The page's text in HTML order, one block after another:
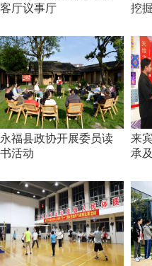
客厅议事厅
挖
永福县政协开展委员读
书活动
来
承